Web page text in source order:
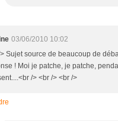
03/06/2010 10:02
Sujet source de beaucoup de
! Moi je patche, je patche,
/> <br /> <br />